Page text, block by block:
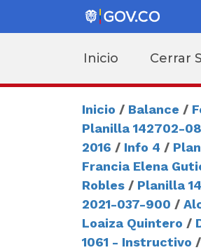
Inicio Cerrar
Inicio / Balance /
Planilla 142702-
2016 / Info 4 /
Francia Elena
Robles / Planilla
2021-037-900 /
Loaiza Quintero /
1061 - Instructivo /